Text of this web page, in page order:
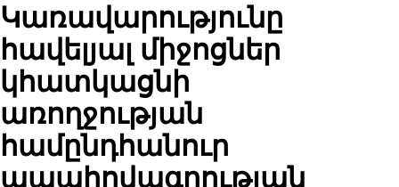
Կառավարությունը
հավելյալ միջոցներ
կհատկացնի
առողջության
համընդհանուր
ապահովագրության